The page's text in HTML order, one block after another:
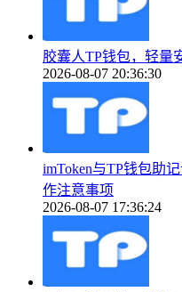
胶囊人TP钱包，轻量
2026-08-07 20:36:30
imToken与TP钱包助
作注意事项
2026-08-07 17:36:24